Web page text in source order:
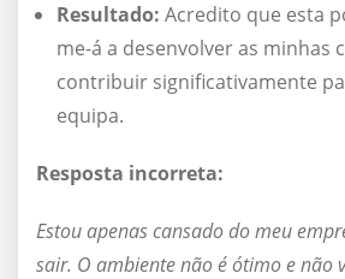
Resultado: Acredito que esta
me-á a desenvolver as minhas
contribuir significativamente
equipa.
Resposta incorreta:
Estou apenas cansado do meu
sair. O ambiente não é ótimo e não